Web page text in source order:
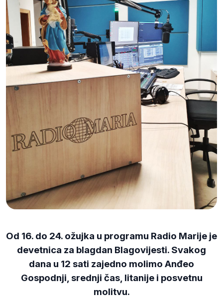
Od 16. do 24. ožujka u programu Radio Marije je
devetnica za blagdan Blagovijesti. Svakog
dana u 12 sati zajedno molimo Anđeo
Gospodnji, srednji čas, litanije i posvetnu
molitvu.